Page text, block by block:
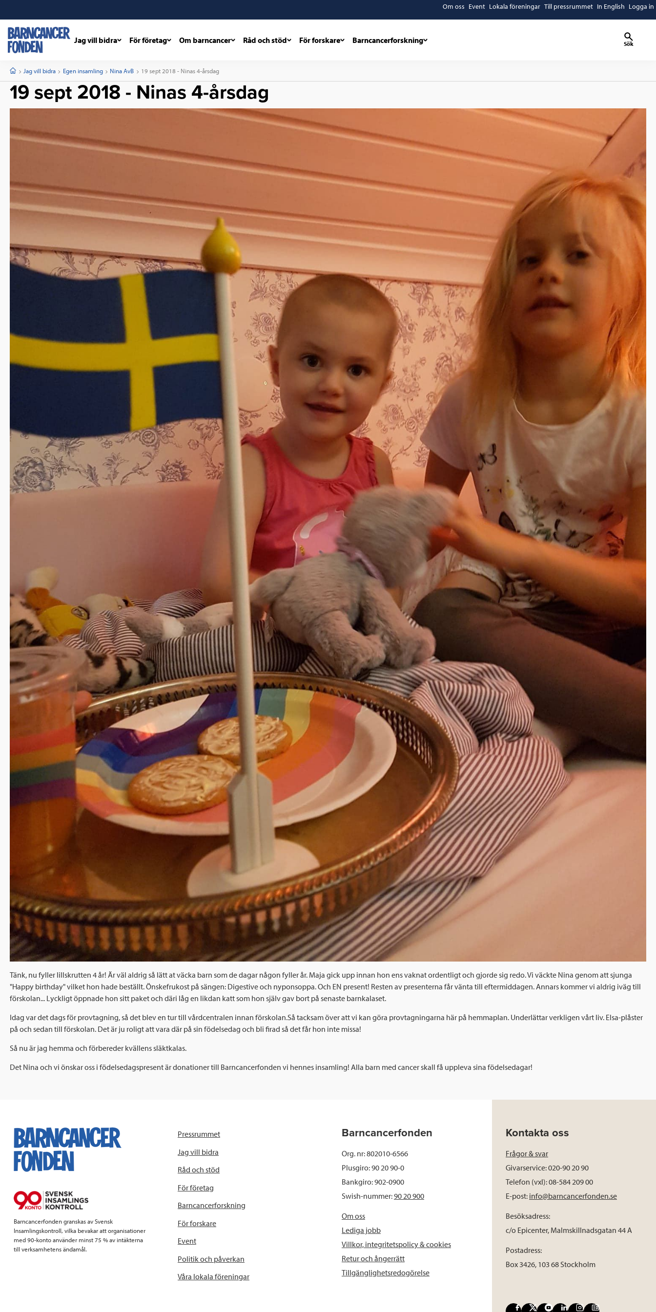
Om oss Event Lokala föreningar Till pressrummet In English Logga in
Jag vill bidra För företag Om barncancer Råd och stöd För forskare Barncancerforskning Sök
StartJag vill bidra Egen insamling Nina AvB Current:
19 sept 2018 - Ninas 4-årsdag
19 sept 2018 - Ninas 4-årsdag
Tänk, nu fyller lillskrutten 4 år! Är väl aldrig så lätt at väcka barn som de dagar någon fyller år. Maja gick upp innan hon ens vaknat ordentligt och gjorde sig redo. Vi väckte Nina genom att sjunga
"Happy birthday" vilket hon hade beställt. Önskefrukost på sängen: Digestive och nyponsoppa. Och EN present! Resten av presenterna får vänta till eftermiddagen. Annars kommer vi aldrig iväg till
förskolan... Lyckligt öppnade hon sitt paket och däri låg en likdan katt som hon själv gav bort på senaste barnkalaset.
Idag var det dags för provtagning, så det blev en tur till vårdcentralen innan förskolan.Så tacksam över att vi kan göra provtagningarna här på hemmaplan. Underlättar verkligen vårt liv. Elsa-plåster
på och sedan till förskolan. Det är ju roligt att vara där på sin födelsedag och bli firad så det får hon inte missa!
Så nu är jag hemma och förbereder kvällens släktkalas.
Det Nina och vi önskar oss i födelsedagspresent är donationer till Barncancerfonden vi hennes insamling! Alla barn med cancer skall få uppleva sina födelsedagar!
Barncancerfonden granskas av Svensk
Insamlingskontroll, vilka bevakar att organisationer
med 90-konto använder minst 75 % av intäkterna
till verksamhetens ändamål.
Pressrummet
Jag vill bidra
Råd och stöd
För företag
Barncancerforskning
För forskare
Event
Politik och påverkan
Våra lokala föreningar
Barncancerfonden
Org. nr: 802010-6566
Plusgiro: 90 20 90-0
Bankgiro: 902-0900
Swish-nummer:90 20 900
Om oss
Lediga jobb
Villkor, integritetspolicy & cookies
Retur och ångerrätt
Tillgänglighetsredogörelse
Kontakta oss
Frågor & svar
Givarservice: 020-90 20 90
Telefon (vxl): 08-584 209 00
E-post: info@barncancerfonden.se
Besöksadress:
c/o Epicenter, Malmskillnadsgatan 44 A
Postadress:
Box 3426, 103 68 Stockholm